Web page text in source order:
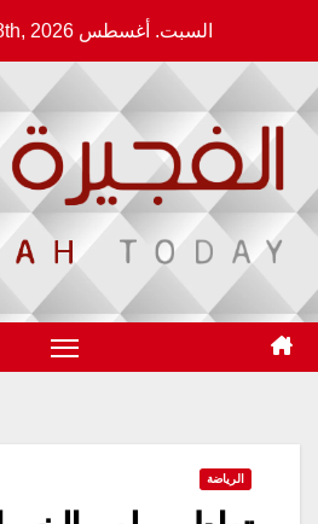
content
السبت. أغسطس 8th, 2026
الرياضة